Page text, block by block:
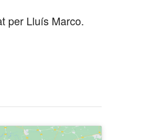
per Lluís Marco.